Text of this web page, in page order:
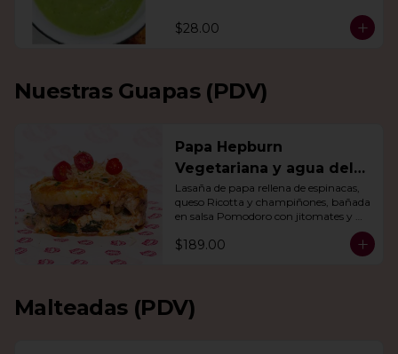
$28.00
Nuestras Guapas (PDV)
Papa Hepburn
Vegetariana y agua del
día
Lasaña de papa rellena de espinacas,
queso Ricotta y champiñones, bañada
en salsa Pomodoro con jitomates y
queso gratinado. Incluye una agua del
día.
$189.00
Malteadas (PDV)